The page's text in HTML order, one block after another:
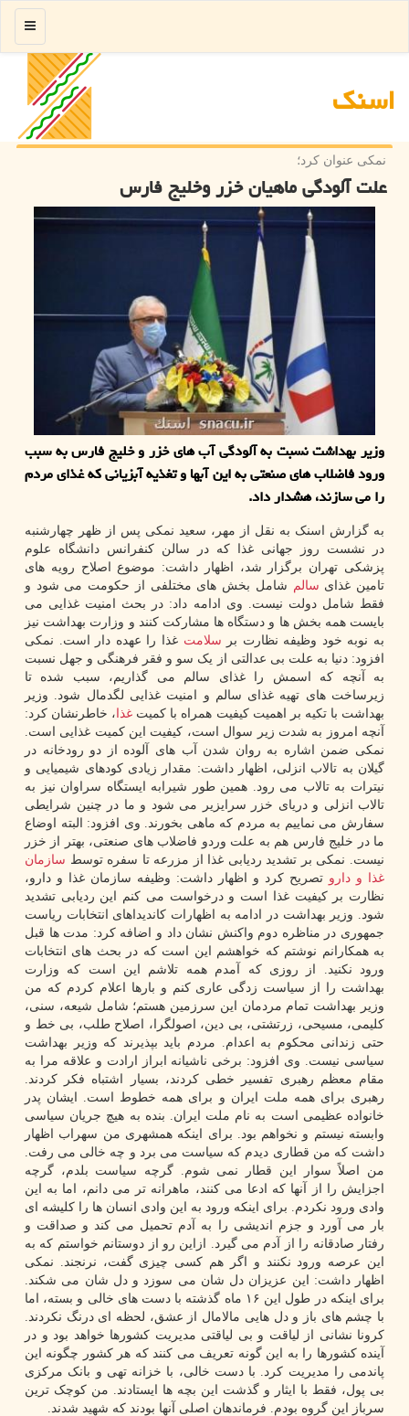
اسنك
منو
نمكی عنوان كرد؛
علت آلودگی ماهیان خزر وخلیج فارس
وزیر بهداشت نسبت به آلودگی آب های خزر و خلیج فارس به سبب
ورود فاضلاب های صنعتی به این آبها و تغذیه آبزیانی که غذای مردم
را می سازند، هشدار داد.
به گزارش اسنک به نقل از مهر، سعید نمکی پس از ظهر چهارشنبه
در نشست روز جهانی غذا که در سالن کنفرانس دانشگاه علوم
پزشکی تهران برگزار شد، اظهار داشت: موضوع اصلاح رویه های
تامین غذای سالم شامل بخش های مختلفی از حکومت می شود و
فقط شامل دولت نیست. وی ادامه داد: در بحث امنیت غذایی می
بایست همه بخش ها و دستگاه ها مشارکت کنند و وزارت بهداشت نیز
به نوبه خود وظیفه نظارت بر سلامت غذا را عهده دار است. نمکی
افزود: دنیا به علت بی عدالتی از یک سو و فقر فرهنگی و جهل نسبت
به آنچه که اسمش را غذای سالم می گذاریم، سبب شده تا
زیرساخت های تهیه غذای سالم و امنیت غذایی لگدمال شود. وزیر
بهداشت با تکیه بر اهمیت کیفیت همراه با کمیت غذا، خاطرنشان کرد:
آنچه امروز به شدت زیر سوال است، کیفیت این کمیت غذایی است.
نمکی ضمن اشاره به روان شدن آب های آلوده از دو رودخانه در
گیلان به تالاب انزلی، اظهار داشت: مقدار زیادی کودهای شیمیایی و
نیترات به تالاب می رود. همین طور شیرابه ایستگاه سراوان نیز به
تالاب انزلی و دریای خزر سرایزیر می شود و ما در چنین شرایطی
سفارش می نماییم به مردم که ماهی بخورند. وی افزود: البته اوضاع
ما در خلیج فارس هم به علت وردو فاضلاب های صنعتی، بهتر از خزر
نیست. نمکی بر تشدید ردیابی غذا از مزرعه تا سفره توسط سازمان
غذا و دارو تصریح کرد و اظهار داشت: وظیفه سازمان غذا و دارو،
نظارت بر کیفیت غذا است و درخواست می کنم این ردیابی تشدید
شود. وزیر بهداشت در ادامه به اظهارات کاندیداهای انتخابات ریاست
جمهوری در مناظره دوم واکنش نشان داد و اضافه کرد: مدت ها قبل
به همکارانم نوشتم که خواهشم این است که در بحث های انتخابات
ورود نکنید. از روزی که آمدم همه تلاشم این است که وزارت
بهداشت را از سیاست زدگی عاری کنم و بارها اعلام کردم که من
وزیر بهداشت تمام مردمان این سرزمین هستم؛ شامل شیعه، سنی،
کلیمی، مسیحی، زرتشتی، بی دین، اصولگرا، اصلاح طلب، بی خط و
حتی زندانی محکوم به اعدام. مردم باید بپذیرند که وزیر بهداشت
سیاسی نیست. وی افزود: برخی ناشیانه ابراز ارادت و علاقه مرا به
مقام معظم رهبری تفسیر خطی کردند، بسیار اشتباه فکر کردند.
رهبری برای همه ملت ایران و برای همه خطوط است. ایشان پدر
خانواده عظیمی است به نام ملت ایران. بنده به هیچ جریان سیاسی
وابسته نیستم و نخواهم بود. برای اینکه همشهری من سهراب اظهار
داشت که من قطاری دیدم که سیاست می برد و چه خالی می رفت.
من اصلاً سوار این قطار نمی شوم. گرچه سیاست بلدم، گرچه
اجزایش را از آنها که ادعا می کنند، ماهرانه تر می دانم، اما به این
وادی ورود نکردم. برای اینکه ورود به این وادی انسان ها را کلیشه ای
بار می آورد و جزم اندیشی را به آدم تحمیل می کند و صداقت و
رفتار صادقانه را از آدم می گیرد. ازاین رو از دوستانم خواستم که به
این عرصه ورود نکنند و اگر هم کسی چیزی گفت، نرنجند. نمکی
اظهار داشت: این عزیزان دل شان می سوزد و دل شان می شکند.
برای اینکه در طول این ۱۶ ماه گذشته با دست های خالی و بسته، اما
با چشم های باز و دل هایی مالامال از عشق، لحظه ای درنگ نکردند.
کرونا نشانی از لیاقت و بی لیاقتی مدیریت کشورها خواهد بود و در
آینده کشورها را به این گونه تعریف می کنند که هر کشور چگونه این
پاندمی را مدیریت کرد. با دست خالی، با خزانه تهی و بانک مرکزی
بی پول، فقط با ایثار و گذشت این بچه ها ایستادند. من کوچک ترین
سرباز این گروه بودم. فرماندهان اصلی آنها بودند که شهید شدند.